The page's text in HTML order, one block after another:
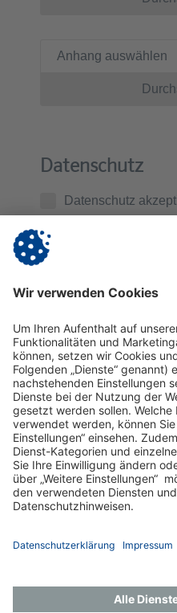
Anhang auswählen
Datenschutz
Datenschutz
Ich habe die
genommen. Ich stimme
übermittelten Daten zur
Datenschutz